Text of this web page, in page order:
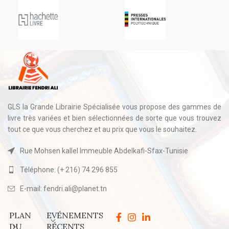
GLS la Grande Librairie Spécialisée vous propose des gammes de
livre très variées et bien sélectionnées de sorte que vous trouvez
tout ce que vous cherchez et au prix que vous le souhaitez.
Rue Mohsen kallel Immeuble Abdelkafi-Sfax-Tunisie
Téléphone: (+ 216) 74 296 855
E-mail: fendri.ali@planet.tn
PLAN
DU
EVÉNEMENTS
RÉCENTS